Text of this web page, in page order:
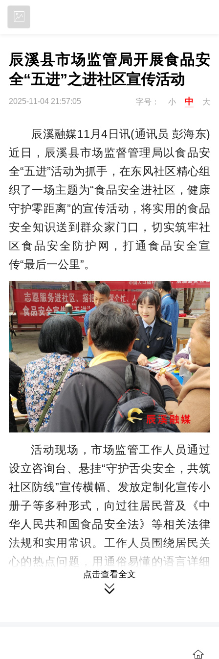
辰溪县市场监管局开展食品安
全“五进”之进社区宣传活动
2025-11-04 21:57:05 字号： 小 中 大
辰溪融媒11月4日讯(通讯员 彭海东)
近日，辰溪县市场监督管理局以食品安
全“五进”活动为抓手，在东风社区精心组
织了一场主题为“食品安全进社区，健康
守护零距离”的宣传活动，将实用的食品
安全知识送到群众家门口，切实筑牢社
区食品安全防护网，打通食品安全宣
传“最后一公里”。
活动现场，市场监管工作人员通过
设立咨询台、悬挂“守护舌尖安全，共筑
社区防线”宣传横幅、发放定制化宣传小
册子等多种形式，向过往居民普及《中
华人民共和国食品安全法》等相关法律
法规和实用常识。工作人员围绕居民关
心的热点问题，用通俗易懂的语言详细
讲解如何识别“三无”食品、假冒伪劣调味
品，如何查看食品标签标识、保质期及
针对老年人、青少年等重点人群，重点
点击查看全文
